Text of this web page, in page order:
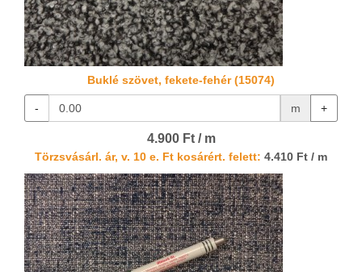
Buklé szövet, fekete-fehér (15074)
- m +
4.900 Ft / m
Törzsvásárl. ár, v. 10 e. Ft kosárért. felett: 4.410 Ft / m